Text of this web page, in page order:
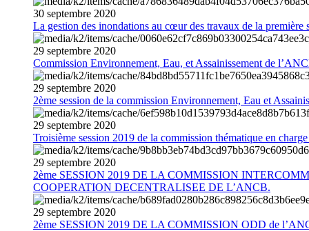
30 septembre 2020
La gestion des inondations au cœur des travaux de la première
29 septembre 2020
Commission Environnement, Eau, et Assainissement de
29 septembre 2020
2ème session de la commission Environnement, Eau et
29 septembre 2020
Troisième session 2019 de la commission thématique en
29 septembre 2020
2ème SESSION 2019 DE LA COMMISSION
COOPERATION DECENTRALISEE DE L’ANCB.
29 septembre 2020
2ème SESSION 2019 DE LA COMMISSION ODD de